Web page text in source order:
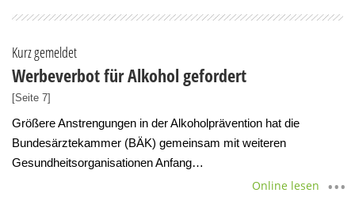
Kurz gemeldet
Werbeverbot für Alkohol gefordert
[Seite 7]
Größere Anstrengungen in der Alkoholprävention hat die
Bundesärztekammer (BÄK) gemeinsam mit weiteren
Gesundheitsorganisationen Anfang…
Online lesen